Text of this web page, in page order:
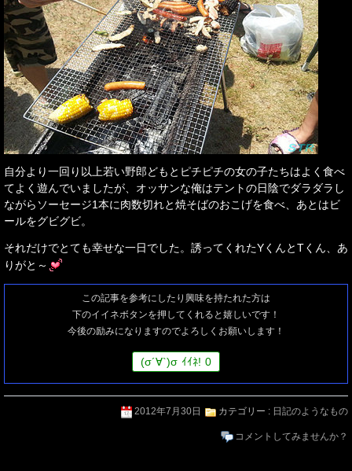
自分より一回り以上若い野郎どもとピチピチの女の子たちはよく食べ
てよく遊んでいましたが、オッサンな俺はテントの日陰でダラダラし
ながらソーセージ1本に肉数切れと焼そばのおこげを食べ、あとはビ
ールをグビグビ。
それだけでとても幸せな一日でした。誘ってくれたYくんとTくん、あ
りがと～
この記事を参考にしたり興味を持たれた方は
下のイイネボタンを押してくれると嬉しいです！
今後の励みになりますのでよろしくお願いします！
(σ´∀`)σ ｲｲﾈ! 0
2012年7月30日 カテゴリー : 日記のようなもの
コメントしてみませんか？